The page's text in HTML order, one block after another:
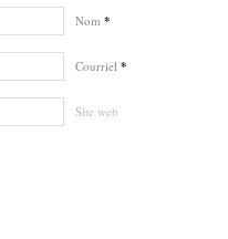
Nom *
Courriel *
Site web